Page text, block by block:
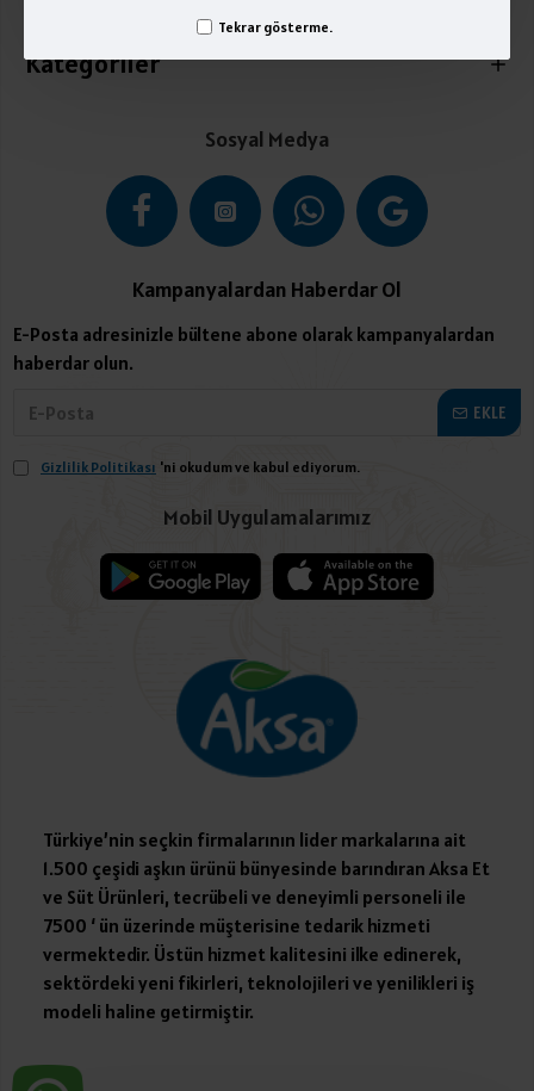
Tekrar gösterme.
Kategoriler
Sosyal Medya
Kampanyalardan Haberdar Ol
E-Posta adresinizle bültene abone olarak kampanyalardan
haberdar olun.
EKLE
Gizlilik Politikası 'ni okudum ve kabul ediyorum.
Mobil Uygulamalarımız
Türkiye’nin seçkin firmalarının lider markalarına ait
1.500 çeşidi aşkın ürünü bünyesinde barındıran Aksa Et
ve Süt Ürünleri, tecrübeli ve deneyimli personeli ile
7500 ‘ ün üzerinde müşterisine tedarik hizmeti
vermektedir. Üstün hizmet kalitesini ilke edinerek,
sektördeki yeni fikirleri, teknolojileri ve yenilikleri iş
modeli haline getirmiştir.